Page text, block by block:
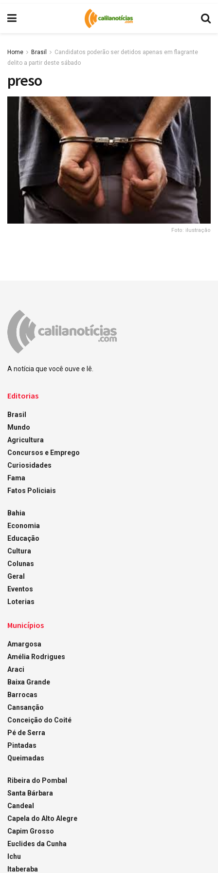
Home Brasil
Candidatos poderão ser detidos apenas em flagrante
delito a partir deste sábado
preso
Foto: ilustração
A notícia que você ouve e lê.
Editorias
Brasil
Mundo
Agricultura
Concursos e Emprego
Curiosidades
Fama
Fatos Policiais
Bahia
Economia
Educação
Cultura
Colunas
Geral
Eventos
Loterias
Municípios
Amargosa
Amélia Rodrigues
Araci
Baixa Grande
Barrocas
Cansanção
Conceição do Coité
Pé de Serra
Pintadas
Queimadas
Ribeira do Pombal
Santa Bárbara
Candeal
Capela do Alto Alegre
Capim Grosso
Euclides da Cunha
Ichu
Itaberaba